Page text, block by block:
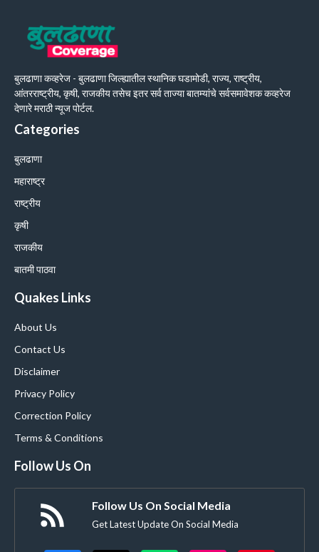
बुलढाणा कव्हरेज - बुलढाणा जिल्ह्यातील स्थानिक घडामोडी, राज्य, राष्ट्रीय,
आंतरराष्ट्रीय, कृषी, राजकीय तसेच इतर सर्व ताज्या बातम्यांचे सर्वसमावेशक कव्हरेज
देणारे मराठी न्यूज पोर्टल.
Categories
बुलढाणा
महाराष्ट्र
राष्ट्रीय
कृषी
राजकीय
बातमी पाठवा
Quakes Links
About Us
Contact Us
Disclaimer
Privacy Policy
Correction Policy
Terms & Conditions
Follow Us On
Follow Us On Social Media
Get Latest Update On Social Media